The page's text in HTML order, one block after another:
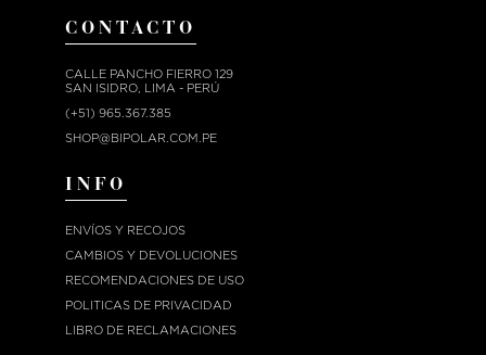
CONTACTO
CALLE PANCHO FIERRO 129
SAN ISIDRO, LIMA - PERÚ
(+51) 965.367.385
SHOP@BIPOLAR.COM.PE
INFO
ENVÍOS Y RECOJOS
CAMBIOS Y DEVOLUCIONES
RECOMENDACIONES DE USO
POLITICAS DE PRIVACIDAD
LIBRO DE RECLAMACIONES